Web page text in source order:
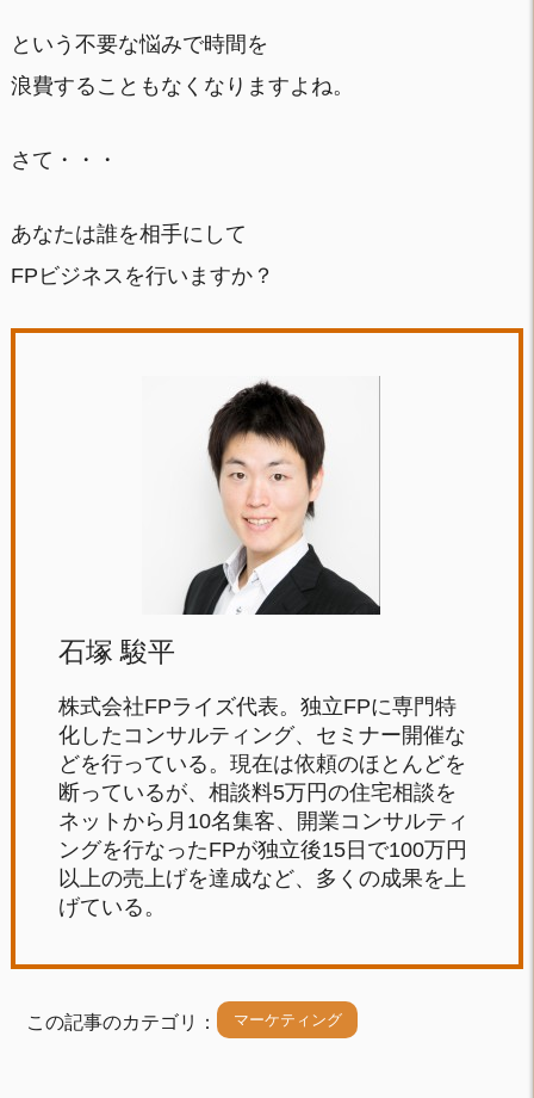
という不要な悩みで時間を
浪費することもなくなりますよね。
さて・・・
あなたは誰を相手にして
FPビジネスを行いますか？
石塚 駿平
株式会社FPライズ代表。独立FPに専門特
化したコンサルティング、セミナー開催な
どを行っている。現在は依頼のほとんどを
断っているが、相談料5万円の住宅相談を
ネットから月10名集客、開業コンサルティ
ングを行なったFPが独立後15日で100万円
以上の売上げを達成など、多くの成果を上
げている。
この記事のカテゴリ： マーケティング